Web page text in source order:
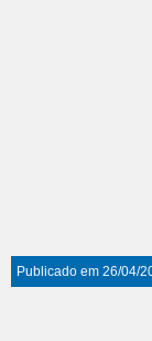
Publicado em 26/04/